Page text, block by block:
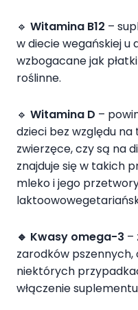
🔹 Witamina B12 –
w diecie wegańskiej u
wzbogacane jak
roślinne.
🔹 Witamina D –
dzieci bez względu
zwierzęce, czy są na
znajduje się w takich
mleko i jego
🔹 Kwasy omega-3 –
zarodków pszennych,
niektórych
włączenie suplementu